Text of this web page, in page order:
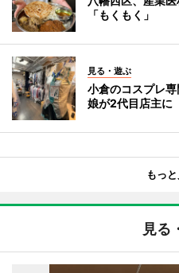
「もくもく」
見る・遊ぶ
小倉のコスプレ専
娘が2代目店主に
もっ
見る